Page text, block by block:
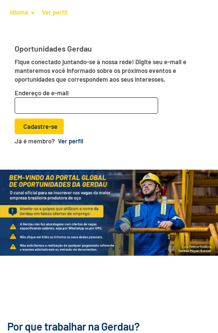
Idioma Ver perfil
Oportunidades Gerdau
Fique conectado juntando-se à nossa rede! Digite seu e-mail e
manteremos você informado sobre os próximos eventos e
oportunidades que correspondem aos seus interesses.
Endereço de e-mail
Já é membro? Ver perfil
Por que trabalhar na Gerdau?